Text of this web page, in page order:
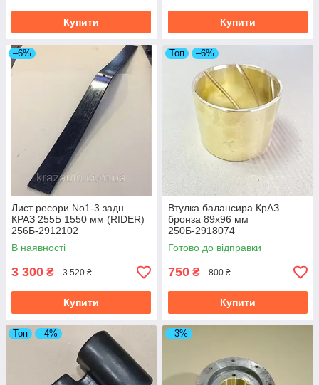
Купити Купити
–6%
Лист ресори No1-3 задн.
КРАЗ 255Б 1550 мм (RIDER)
256Б-2912102
В наявності
3 300 ₴ 3 520 ₴
Купити
Топ –6%
Втулка балансира КрАЗ
бронза 89х96 мм
250Б-2918074
Готово до відправки
750 ₴ 800 ₴
Купити
Топ –4% –3%